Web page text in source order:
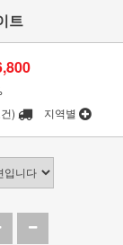
트
) 지역별